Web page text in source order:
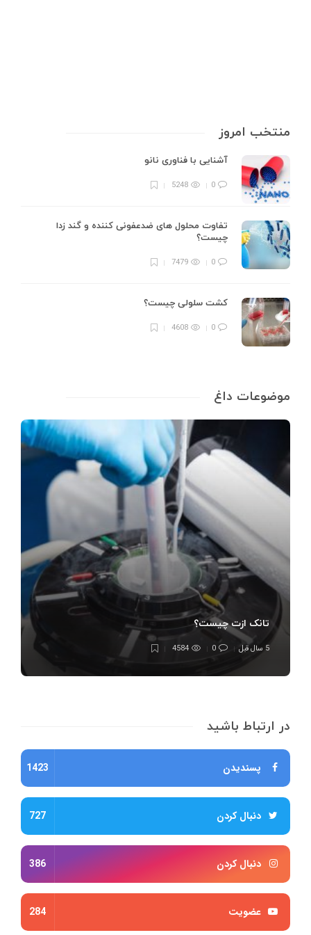
منتخب امروز
آشنایی با فناوری نانو
0
5248
تفاوت محلول های ضدعفونی کننده و گند زدا
چیست؟
0
7479
کشت سلولی چیست؟
0
4608
موضوعات داغ
تانک ازت چیست؟
5 سال قبل 0
4584
در ارتباط باشید
پسندیدن 1423
دنبال کردن 727
دنبال کردن 386
عضویت 284